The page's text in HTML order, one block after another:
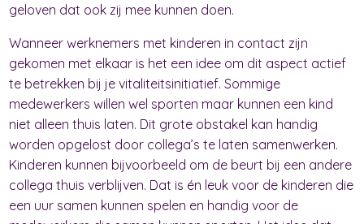
geloven dat ook zij mee kunnen doen.
Wanneer werknemers met kinderen in contact zijn
gekomen met elkaar is het een idee om dit aspect actief
te betrekken bij je vitaliteitsinitiatief. Sommige
medewerkers willen wel sporten maar kunnen een kind
niet alleen thuis laten. Dit grote obstakel kan handig
worden opgelost door collega’s te laten samenwerken.
Kinderen kunnen bijvoorbeeld om de beurt bij een andere
collega thuis verblijven. Dat is én leuk voor de kinderen die
een uur samen kunnen spelen en handig voor de